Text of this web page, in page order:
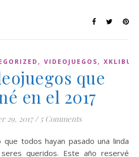
, VIDEOJUEGOS, XKLIBUR
que
en el 2017
29, 2017/ 5 Comments
queridos. Este año reservé